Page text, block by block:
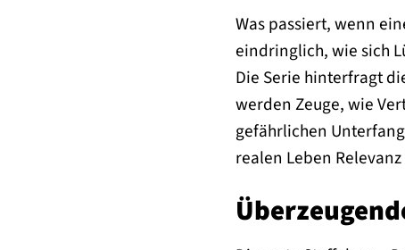
Was passiert, wenn
eindringlich, wie sich
Die Serie hinterfragt
werden Zeuge, wie
gefährlichen
realen Leben